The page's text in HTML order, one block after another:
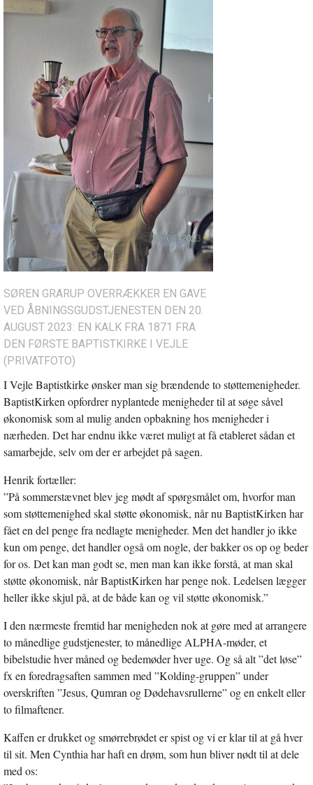
SØREN GRARUP OVERRÆKKER EN GAVE
VED ÅBNINGSGUDSTJENESTEN DEN 20.
AUGUST 2023: EN KALK FRA 1871 FRA
DEN FØRSTE BAPTISTKIRKE I VEJLE
(PRIVATFOTO)
I Vejle Baptistkirke ønsker man sig brændende to støttemenigheder.
BaptistKirken opfordrer nyplantede menigheder til at søge såvel
økonomisk som al mulig anden opbakning hos menigheder i
nærheden. Det har endnu ikke været muligt at få etableret sådan et
samarbejde, selv om der er arbejdet på sagen.
Henrik fortæller:
”På sommerstævnet blev jeg mødt af spørgsmålet om, hvorfor man
som støttemenighed skal støtte økonomisk, når nu BaptistKirken har
fået en del penge fra nedlagte menigheder. Men det handler jo ikke
kun om penge, det handler også om nogle, der bakker os op og beder
for os. Det kan man godt se, men man kan ikke forstå, at man skal
støtte økonomisk, når BaptistKirken har penge nok. Ledelsen lægger
heller ikke skjul på, at de både kan og vil støtte økonomisk.”
I den nærmeste fremtid har menigheden nok at gøre med at arrangere
to månedlige gudstjenester, to månedlige ALPHA-møder, et
bibelstudie hver måned og bedemøder hver uge. Og så alt ”det løse”
fx en foredragsaften sammen med ”Kolding-gruppen” under
overskriften ”Jesus, Qumran og Dødehavsrullerne” og en enkelt eller
to filmaftener.
Kaffen er drukket og smørrebrødet er spist og vi er klar til at gå hver
til sit. Men Cynthia har haft en drøm, som hun bliver nødt til at dele
med os: